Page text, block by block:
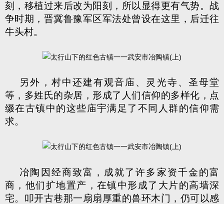
刻，移植过来后改为阳刻，所以显得更有气势。战
争时期，晋冀鲁豫军区军法处曾设在这里，后迁往
牛头村。
另外，村中还建有观音庙、灵光寺、圣母堂
等，多姓氏的杂居，形成了人们信仰的多样化，点
缀在古镇中的这些庙宇满足了不同人群的信仰需
求。
冶陶因经商致富，成就了许多家资千金的富
商，他们扩地置产，在镇中形成了大片的高墙深
宅。叩开古巷那一扇扇厚重的兽环木门，仍可以感